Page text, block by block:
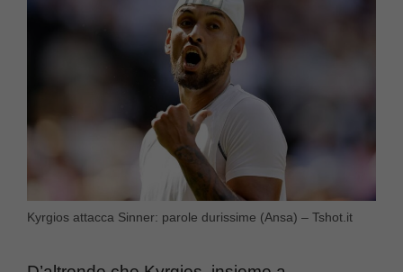
Kyrgios attacca Sinner: parole durissime (Ansa) – Tshot.it